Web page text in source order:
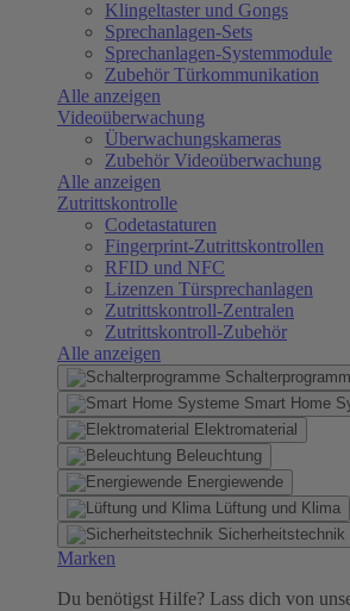
Klingeltaster und Gongs
Sprechanlagen-Sets
Sprechanlagen-Systemmodule
Zubehör Türkommunikation
Alle anzeigen
Videoüberwachung
Überwachungskameras
Zubehör Videoüberwachung
Alle anzeigen
Zutrittskontrolle
Codetastaturen
Fingerprint-Zutrittskontrollen
RFID und NFC
Lizenzen Türsprechanlagen
Zutrittskontroll-Zentralen
Zutrittskontroll-Zubehör
Alle anzeigen
Smart Home
Elektromaterial
Beleuchtung
Energiewende
Lüftung und Klima
Sicherheitstechnik
Marken
Du benötigst Hilfe? Lass dich von